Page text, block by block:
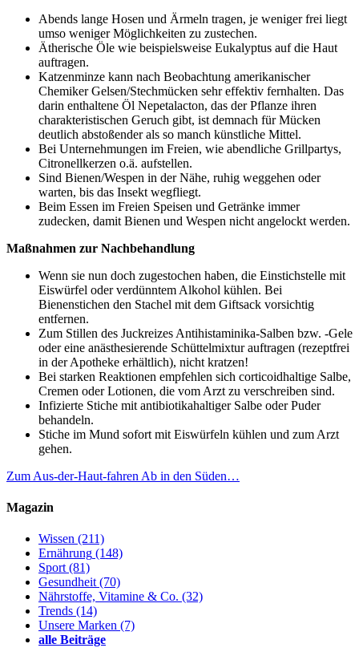
Abends lange Hosen und Ärmeln tragen, je weniger frei liegt
umso weniger Möglichkeiten zu zustechen.
Ätherische Öle wie beispielsweise Eukalyptus auf die Haut
auftragen.
Katzenminze kann nach Beobachtung amerikanischer
Chemiker Gelsen/Stechmücken sehr effektiv fernhalten. Das
darin enthaltene Öl Nepetalacton, das der Pflanze ihren
charakteristischen Geruch gibt, ist demnach für Mücken
deutlich abstoßender als so manch künstliche Mittel.
Bei Unternehmungen im Freien, wie abendliche Grillpartys,
Citronellkerzen o.ä. aufstellen.
Sind Bienen/Wespen in der Nähe, ruhig weggehen oder
warten, bis das Insekt wegfliegt.
Beim Essen im Freien Speisen und Getränke immer
zudecken, damit Bienen und Wespen nicht angelockt werden.
Maßnahmen zur Nachbehandlung
Wenn sie nun doch zugestochen haben, die Einstichstelle mit
Eiswürfel oder verdünntem Alkohol kühlen. Bei
Bienenstichen den Stachel mit dem Giftsack vorsichtig
entfernen.
Zum Stillen des Juckreizes Antihistaminika-Salben bzw. -Gele
oder eine anästhesierende Schüttelmixtur auftragen (rezeptfrei
in der Apotheke erhältlich), nicht kratzen!
Bei starken Reaktionen empfehlen sich corticoidhaltige Salbe,
Cremen oder Lotionen, die vom Arzt zu verschreiben sind.
Infizierte Stiche mit antibiotikahaltiger Salbe oder Puder
behandeln.
Stiche im Mund sofort mit Eiswürfeln kühlen und zum Arzt
gehen.
Zum Aus-der-Haut-fahren Ab in den Süden…
Magazin
Wissen (211)
Ernährung (148)
Sport(81)
Gesundheit(70)
Nährstoffe, Vitamine & Co. (32)
Trends (14)
Unsere Marken (7)
alle Beiträge